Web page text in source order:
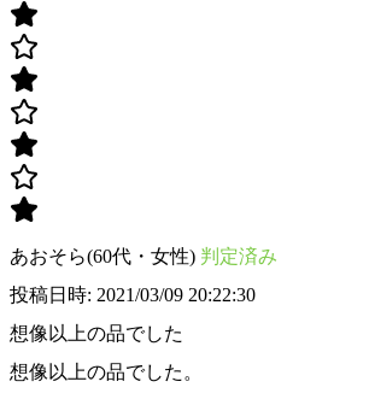
あおそら(60代・女性) 判定済み
投稿日時: 2021/03/09 20:22:30
想像以上の品でした
想像以上の品でした。